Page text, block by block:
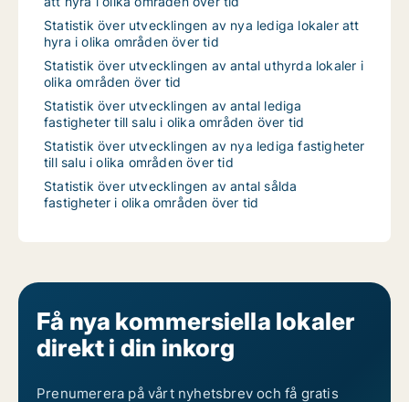
Statistik över utvecklingen av nya lediga lokaler att
hyra i olika områden över tid
Statistik över utvecklingen av antal uthyrda lokaler i
olika områden över tid
Statistik över utvecklingen av antal lediga
fastigheter till salu i olika områden över tid
Statistik över utvecklingen av nya lediga fastigheter
till salu i olika områden över tid
Statistik över utvecklingen av antal sålda
fastigheter i olika områden över tid
Få nya kommersiella lokaler
direkt i din inkorg
Prenumerera på vårt nyhetsbrev och få gratis